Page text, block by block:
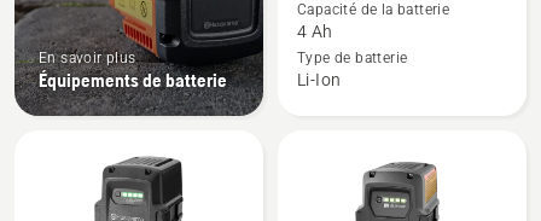
En savoir plus
Équipements de batterie
détails
sur
40-
Capacité de la batterie
4 Ah
Type de batterie
Li-Ion